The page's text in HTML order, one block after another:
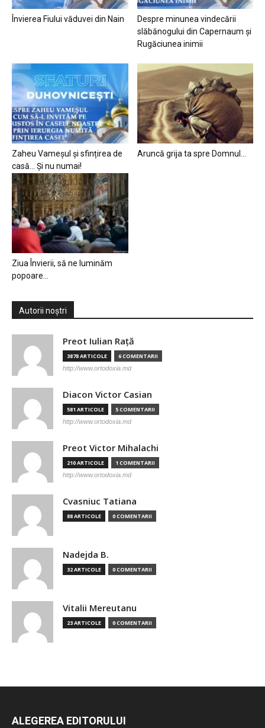
Învierea Fiului văduvei din Nain
Despre minunea vindecării
slăbănogului din Capernaum și
Rugăciunea inimii
Zaheu Vameșul și sfințirea de
casă… Și nu numai!
Aruncă grija ta spre Domnul…
Ziua Învierii, să ne luminăm
popoare…
Autorii noștri
Preot Iulian Raţă
3878 ARTICOLE 6 COMENTARII
http://www.ortodoxia.md
Diacon Victor Casian
581 ARTICOLE 5 COMENTARII
http://www.ortodoxia.md
Preot Victor Mihalachi
210 ARTICOLE 1 COMENTARII
http://www.ortodoxia.md
Cvasniuc Tatiana
88 ARTICOLE 0 COMENTARII
Nadejda B.
32 ARTICOLE 0 COMENTARII
Vitalii Mereutanu
23 ARTICOLE 0 COMENTARII
ALEGEREA EDITORULUI